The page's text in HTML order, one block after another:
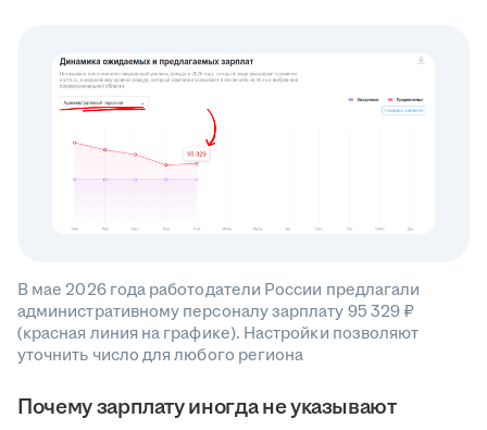
В мае 2026 года работодатели России предлагали
административному персоналу зарплату 95 329 ₽
(красная линия на графике). Настройки позволяют
уточнить число для любого региона
Почему зарплату иногда не указывают